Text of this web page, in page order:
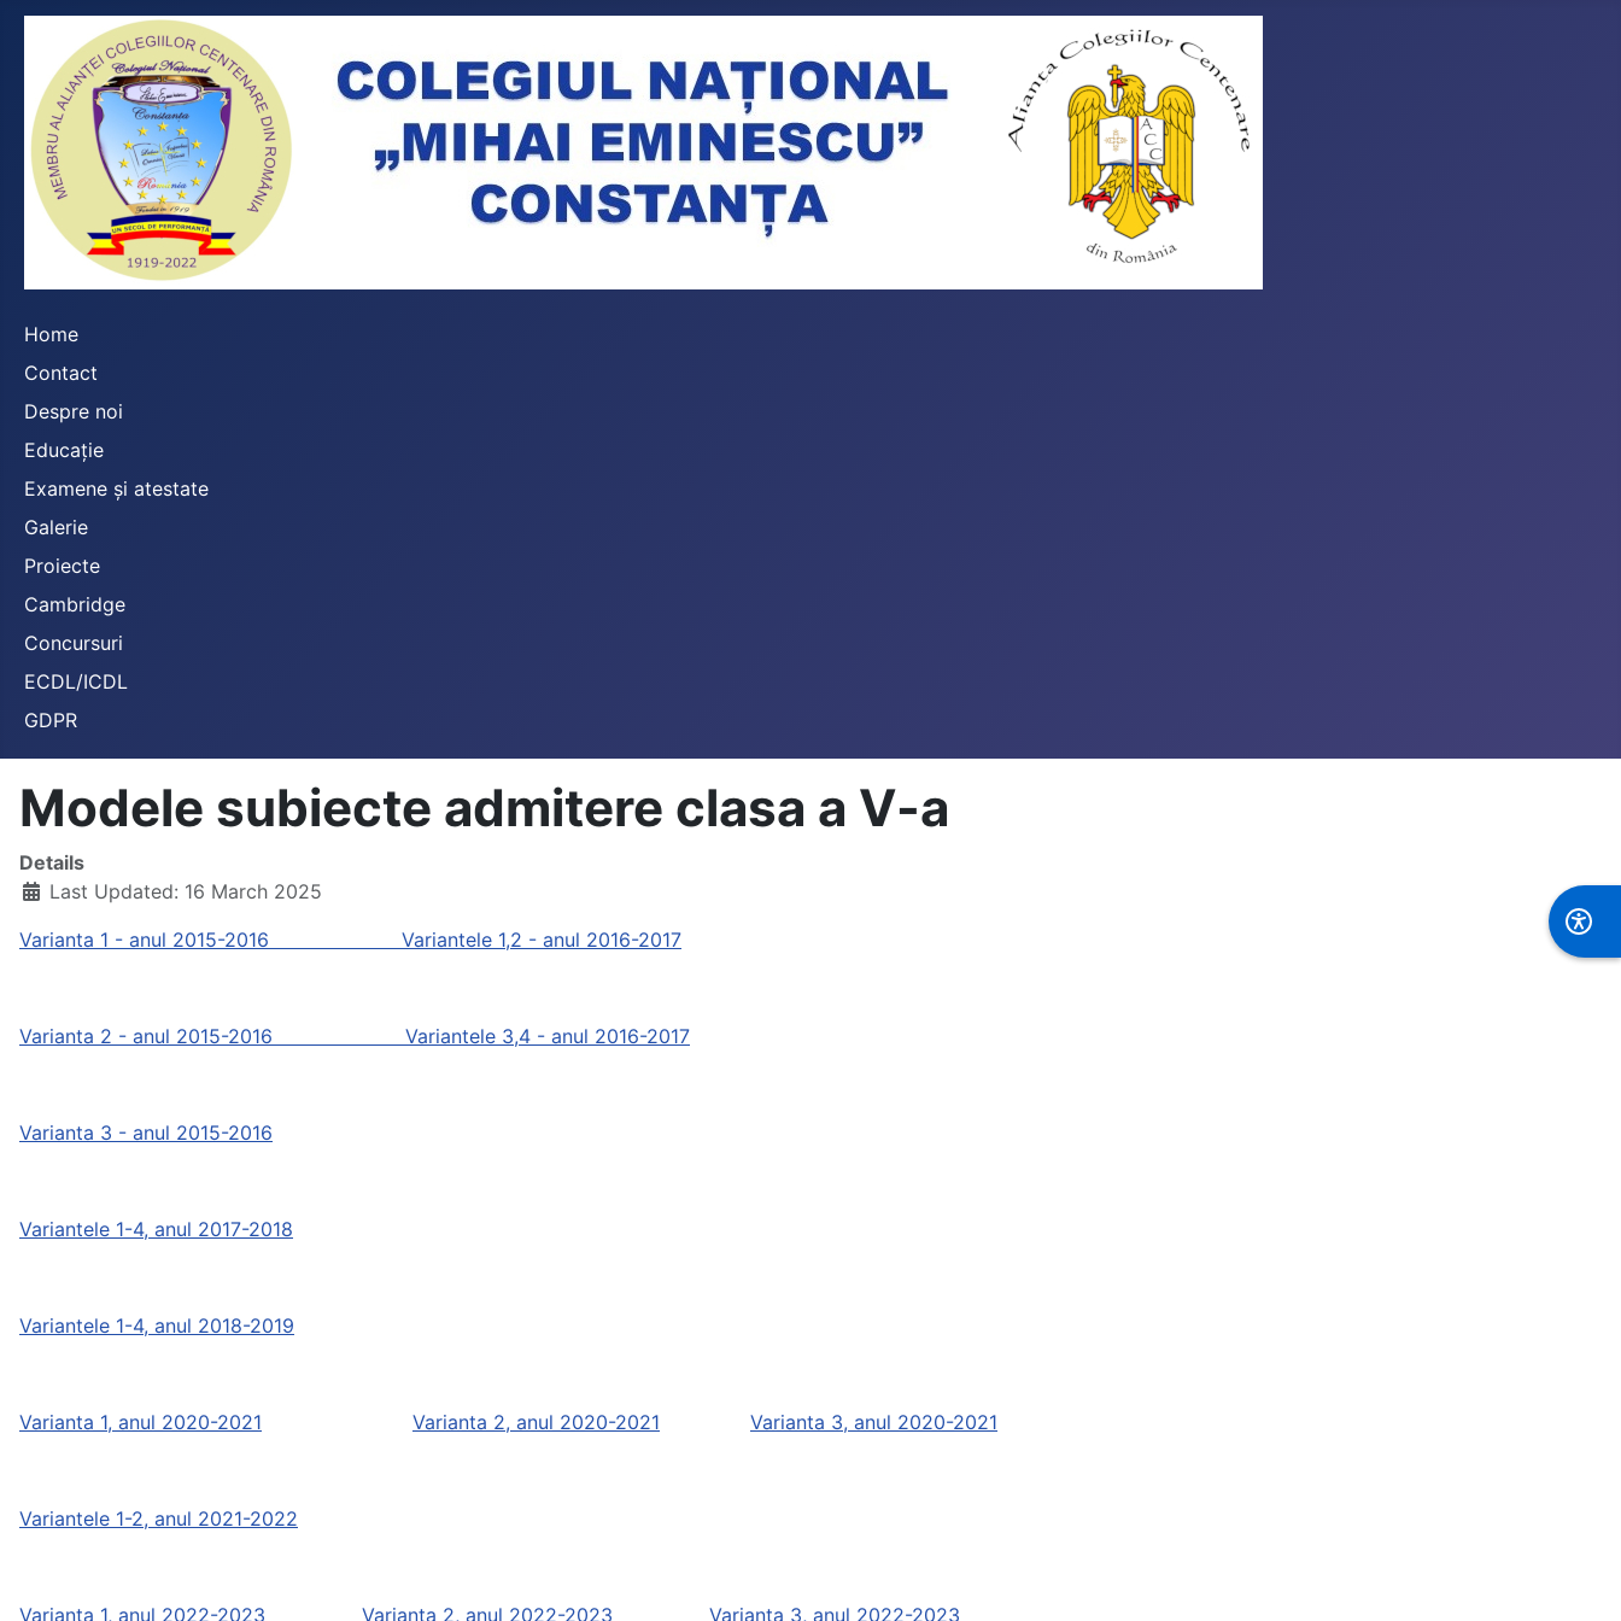
Home
Contact
Despre noi
Educație
Examene și atestate
Galerie
Proiecte
Cambridge
Concursuri
ECDL/ICDL
GDPR
Modele subiecte admitere clasa a V-a
Details
Last Updated: 16 March 2025
Varianta 1 - anul 2015-2016 Variantele 1,2 - anul 2016-2017
Varianta 2 - anul 2015-2016 Variantele 3,4 - anul 2016-2017
Varianta 3 - anul 2015-2016
Variantele 1-4, anul 2017-2018
Variantele 1-4, anul 2018-2019
Varianta 1, anul 2020-2021 Varianta 2, anul 2020-2021 Varianta 3, anul 2020-2021
Variantele 1-2, anul 2021-2022
Varianta 1, anul 2022-2023 Varianta 2, anul 2022-2023 Varianta 3, anul 2022-2023